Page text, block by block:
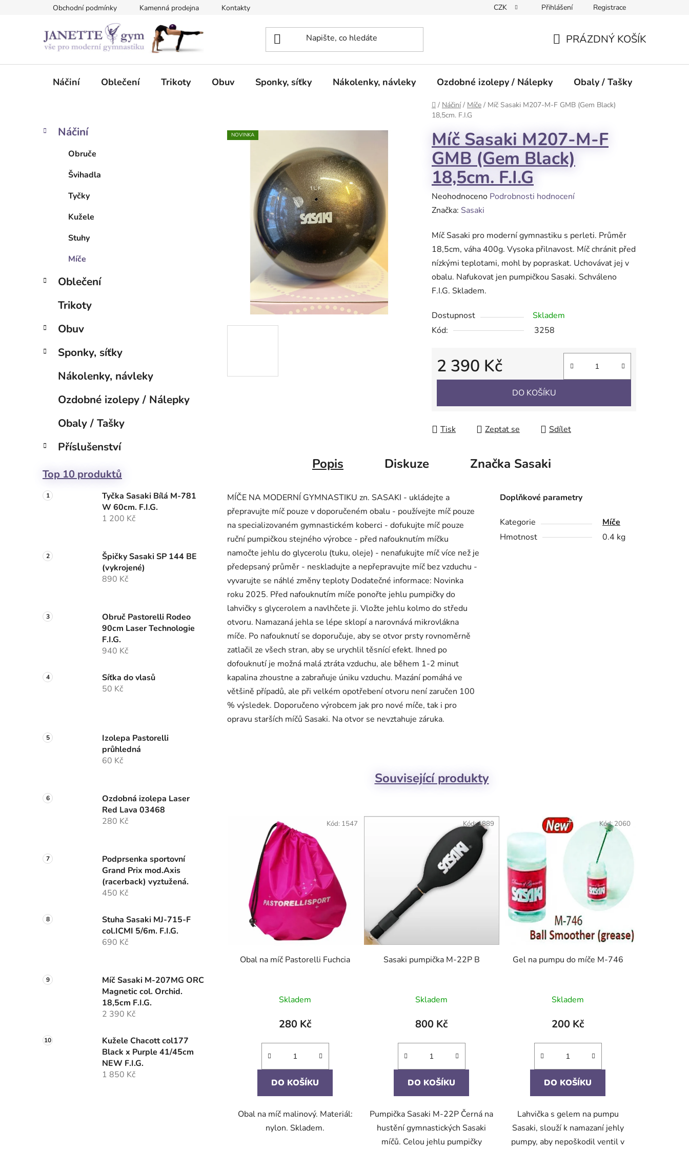
Obchodní podmínky Kamenná prodejna Kontakty CZK Přihlášení Registrace
KOŠÍK
PRÁZDNÝ KOŠÍK
Náčiní Oblečení Trikoty Obuv Sponky, síťky Nákolenky, návleky Ozdobné izolepy / Nálepky Obaly / Tašky
Domů
/ Náčiní / Míče / Míč Sasaki M207-M-F GMB (Gem Black)
18,5cm. F.I.G
P
e
Přeskočit
kategorie
K
a
Náčiní
Obruče
Švihadla
Tyčky
Kužele
Stuhy
Míče
Oblečení
Trikoty
Obuv
Sponky, síťky
Nákolenky, návleky
Ozdobné izolepy / Nálepky
Obaly / Tašky
Příslušenství
Top 10 produktů
Tyčka Sasaki Bílá M-781
W 60cm. F.I.G.
1 200 Kč
Špičky Sasaki SP 144 BE
(vykrojené)
890 Kč
Obruč Pastorelli Rodeo
90cm Laser Technologie
F.I.G.
940 Kč
Síťka do vlasů
50 Kč
Izolepa Pastorelli
průhledná
60 Kč
Ozdobná izolepa Laser
Red Lava 03468
280 Kč
Podprsenka sportovní
Grand Prix mod.Axis
(racerback) vyztužená.
450 Kč
Stuha Sasaki MJ-715-F
col.ICMI 5/6m. F.I.G.
690 Kč
Míč Sasaki M-207MG ORC
Magnetic col. Orchid.
18,5cm F.I.G.
2 390 Kč
Kužele Chacott col177
Black x Purple 41/45cm
NEW F.I.G.
1 850 Kč
Míč Sasaki M207-M-F
GMB (Gem Black)
18,5cm. F.I.G
Průměrné
hodnocení
je
0,0
z
5
hvězdiček.
Neohodnoceno Podrobnosti hodnocení
Značka: Sasaki
Míč Sasaki pro moderní gymnastiku s perleti. Průměr
18,5cm, váha 400g. Vysoka přilnavost. Míč chránit před
nízkými teplotami, mohl by popraskat. Uchovávat jej v
obalu. Nafukovat jen pumpičkou Sasaki. Schváleno
F.I.G. Skladem.
Dostupnost
Skladem
Kód:
3258
2 390 Kč
Měrná cena:
DO KOŠÍKU
Tisk Zeptat se Sdílet
NOVINKA
Popis Diskuze Značka Sasaki
MÍČE NA MODERNÍ GYMNASTIKU zn. SASAKI - ukládejte a
přepravujte míč pouze v doporučeném obalu - používejte míč pouze
na specializovaném gymnastickém koberci - dofukujte míč pouze
ruční pumpičkou stejného výrobce - před nafouknutím míčku
namočte jehlu do glycerolu (tuku, oleje) - nenafukujte míč více než je
předepsaný průměr - neskladujte a nepřepravujte míč bez vzduchu -
vyvarujte se náhlé změny teploty Dodatečné informace: Novinka
roku 2025. Před nafouknutím míče ponořte jehlu pumpičky do
lahvičky s glycerolem a navlhčete ji. Vložte jehlu kolmo do středu
otvoru. Namazaná jehla se lépe sklopí a narovnává mikrovlákna
míče. Po nafouknutí se doporučuje, aby se otvor prsty rovnoměrně
zatlačil ze všech stran, aby se urychlil těsnící efekt. Ihned po
dofouknutí je možná malá ztráta vzduchu, ale během 1-2 minut
kapalina zhoustne a zabraňuje úniku vzduchu. Mazání pomáhá ve
většině případů, ale při velkém opotřebení otvoru není zaručen 100
% výsledek. Doporučeno výrobcem jak pro nové míče, tak i pro
opravu starších míčů Sasaki. Na otvor se nevztahuje záruka.
Doplňkové parametry
Kategorie
Míče
Hmotnost
0.4 kg
Související produkty
Obal na míč Pastorelli Fuchcia
Skladem
280 Kč
DO KOŠÍKU
Obal na míč malinový. Materiál:
nylon. Skladem.
Kód: 1547
Sasaki pumpička M-22P B
Skladem
800 Kč
DO KOŠÍKU
Pumpička Sasaki M-22P Černá na
hustění gymnastických Sasaki
míčů. Celou jehlu pumpičky
Kód:1889
Gel na pumpu do míče M-746
Skladem
200 Kč
DO KOŠÍKU
Lahvička s gelem na pumpu
Sasaki, slouží k namazaní jehly
pumpy, aby nepoškodil ventil v
Kód:2060